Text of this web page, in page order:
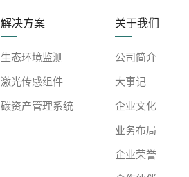
解决方案
生态环境监测
激光传感组件
碳资产管理系统
关于我们
公司简介
大事记
企业文化
业务布局
企业荣誉